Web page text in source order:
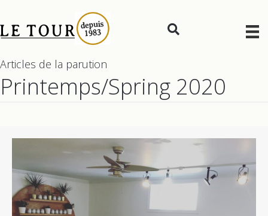
Articles de la parution
Printemps/Spring 2020